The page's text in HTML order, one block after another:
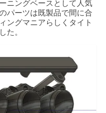
ニングベースとして人気
パーツは既製品で間に合
ングマニアらしくタイト
た。